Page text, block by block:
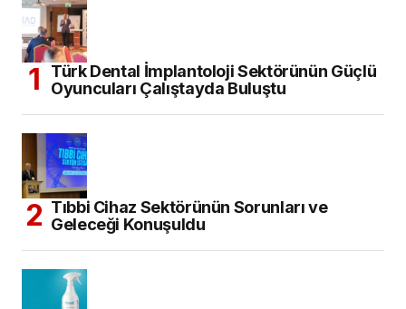
Türk Dental İmplantoloji Sektörünün Güçlü
Oyuncuları Çalıştayda Buluştu
Tıbbi Cihaz Sektörünün Sorunları ve
Geleceği Konuşuldu